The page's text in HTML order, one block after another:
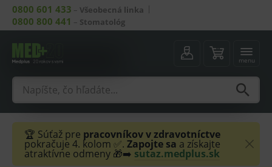
0800 601 433 – Všeobecná linka
0800 800 441 – Stomatológ
menu
🏆 Súťaž pre pracovníkov v zdravotníctve
pokračuje 4. kolom ✅. Zapojte sa a získajte
atraktívne odmeny 🎁➡️ sutaz.medplus.sk